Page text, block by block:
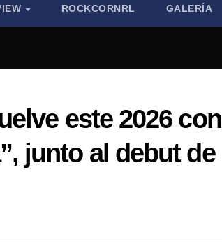
ROCKCORNRL GALERÍA
este 2026 con
junto al debut de